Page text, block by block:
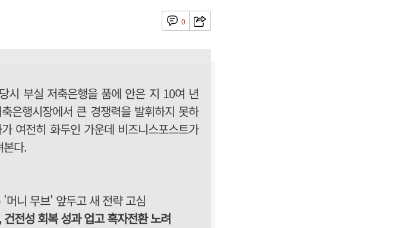
0
시 부실 저축은행을 품에 안은 지 10여 년
은행시장에서 큰 경쟁력을 발휘하지 못하
여전히 화두인 가운데 비즈니스포스트가
다.
니 무브' 앞두고 새 전략 고심
전성 회복 성과 업고 흑자전환 노려